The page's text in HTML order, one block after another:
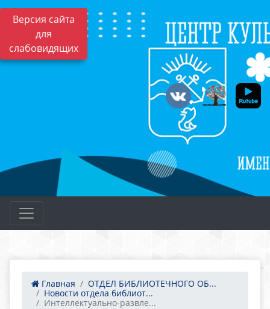
Версия сайта
для
слабовидящих
Главная
ОТДЕЛ БИБЛИОТЕЧНОГО ОБ...
Новости отдела библиот...
Интеллектуально-развле...